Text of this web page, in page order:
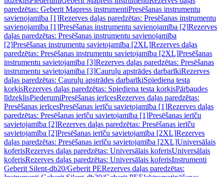
paredzētas: Geberit Mapress instrumentiPresēšanas instrumentu
savienojamība [1]Rezerves daļas paredzētas: Presēšanas instrumentu
savienojamība [1]Presēšanas instrumentu savienojamība [2]Rezerves
daļas paredzētas: Presēšanas instrumentu savienojamība
[2]Presēšanas instrumentu savietojamība [2XL]Rezerves daļas
paredzētas: Presēšanas instrumentu savietojamība [2XL]Presēšanas
instrumentu savietojamība [3]Rezerves daļas paredzētas: Presēšanas
instrumentu savietojamība [3]Cauruļu apstrādes darbarīkiRezerves
daļas paredzētas: Cauruļu apstrādes darbarīkiSpiediena testa
korķisRezerves daļas paredzētas: Spiediena testa korķisPārbaudes
līdzeklisPiederumiPresēšanas ierīcesRezerves daļas paredzētas:
Presēšanas ierīcesPresēšanas ierīču savietojamība [1]Rezerves daļas
paredzētas: Presēšanas ierīču savietojamība [1]Presēšanas ierīču
savietojamība [2]Rezerves daļas paredzētas: Presēšanas ierīču
savietojamība [2]Presēšanas ierīču savietojamība [2XL]Rezerves
daļas paredzētas: Presēšanas ierīču savietojamība [2XL]Universālais
koferisRezerves daļas paredzētas: Universālais koferisUniversālais
koferisRezerves daļas paredzētas: Universālais koferisInstrumenti
Geberit Silent-db20/Geberit PERezerves daļas paredzētas: